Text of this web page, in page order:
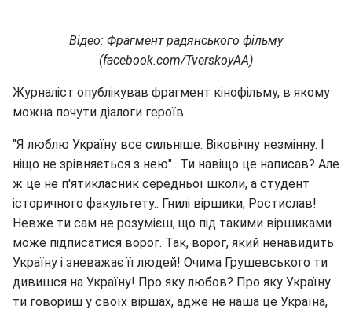
Відео: Фрагмент радянського фільму
(facebook.com/TverskoyAA)
Журналіст опублікував фрагмент кінофільму, в якому
можна почути діалоги героїв.
"Я люблю Україну все сильніше. Віковічну незмінну. І
ніщо не зрівняється з нею".. Ти навіщо це написав? Але
ж це не п'ятикласник середньої школи, а студент
історичного факультету.. Гнилі віршики, Ростислав!
Невже ти сам не розумієш, що під такими віршиками
може підписатися ворог. Так, ворог, який ненавидить
Україну і зневажає її людей! Очима Грушевського ти
дивишся на Україну! Про яку любов? Про яку Україну
ти говориш у своїх віршах, адже не наша це Україна,